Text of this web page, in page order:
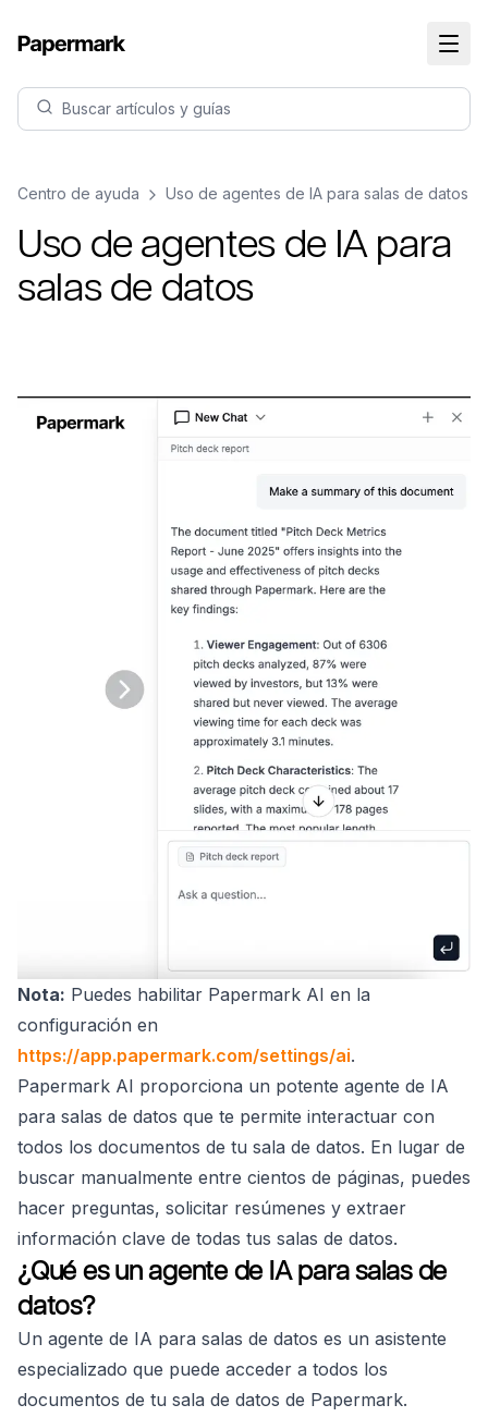
Buscar artículos y guías
Centro de ayuda Uso de agentes de IA para salas de datos
Uso de agentes de IA para
salas de datos
Nota: Puedes habilitar Papermark AI en la
configuración en
https://app.papermark.com/settings/ai.
Papermark AI proporciona un potente agente de IA
para salas de datos que te permite interactuar con
todos los documentos de tu sala de datos. En lugar de
buscar manualmente entre cientos de páginas, puedes
hacer preguntas, solicitar resúmenes y extraer
información clave de todas tus salas de datos.
¿Qué es un agente de IA para salas de
datos?
Un agente de IA para salas de datos es un asistente
especializado que puede acceder a todos los
documentos de tu sala de datos de Papermark.